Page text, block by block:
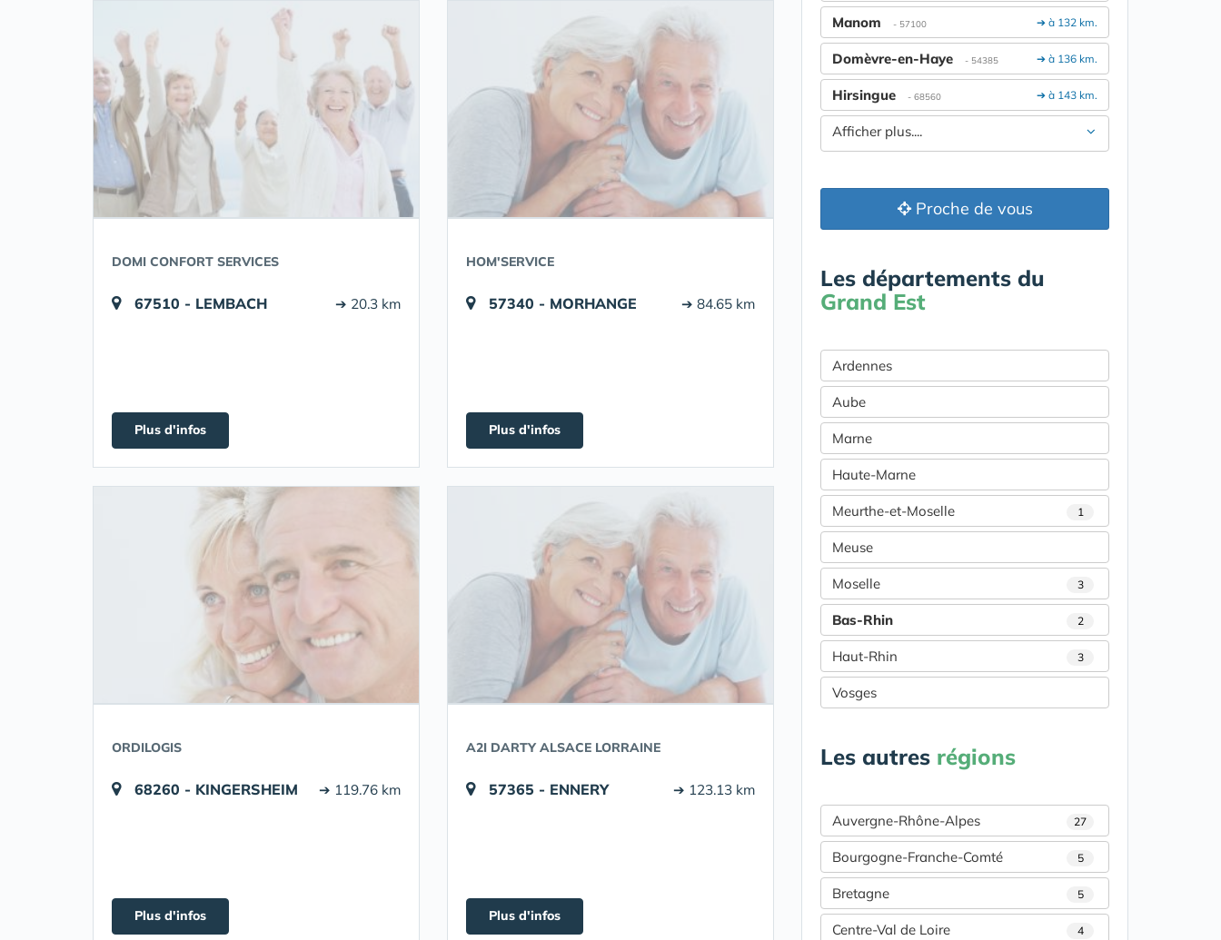
DOMI CONFORT SERVICES
67510 - LEMBACH ➔ 20.3 km
Plus d'infos
HOM'SERVICE
57340 - MORHANGE ➔ 84.65 km
Plus d'infos
ORDILOGIS
68260 - KINGERSHEIM ➔ 119.76 km
Plus d'infos
A2I DARTY ALSACE LORRAINE
57365 - ENNERY ➔ 123.13 km
Plus d'infos
➔ à 132 km.
Manom - 57100
➔ à 136 km.
Domèvre-en-Haye - 54385
➔ à 143 km.
Hirsingue - 68560
Afficher plus....
Proche de vous
Les départements du
Grand Est
Ardennes
Aube
Marne
Haute-Marne
Meurthe-et-Moselle 1
Meuse
Moselle 3
Bas-Rhin 2
Haut-Rhin 3
Vosges
Les autres régions
Auvergne-Rhône-Alpes 27
Bourgogne-Franche-Comté 5
Bretagne 5
Centre-Val de Loire 4